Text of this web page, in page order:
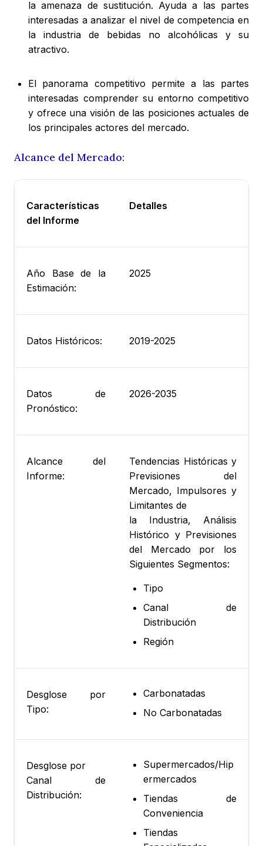
la amenaza de sustitución. Ayuda a las partes
interesadas a analizar el nivel de competencia en
la industria de bebidas no alcohólicas y su
atractivo.
El panorama competitivo permite a las partes
interesadas comprender su entorno competitivo
y ofrece una visión de las posiciones actuales de
los principales actores del mercado.
Alcance del Mercado:
Características
del Informe
Detalles
Año Base de la
Estimación:
2025
Datos Históricos: 2019-2025
Datos de
Pronóstico:
2026-2035
Alcance del
Informe:
Tendencias Históricas y
Previsiones del
Mercado, Impulsores y
Limitantes de
la Industria, Análisis
Histórico y Previsiones
del Mercado por los
Siguientes Segmentos:
Tipo
Canal de
Distribución
Región
Desglose por
Tipo:
Carbonatadas
No Carbonatadas
Desglose por
Canal de
Distribución:
Supermercados/Hip
ermercados
Tiendas de
Conveniencia
Tiendas